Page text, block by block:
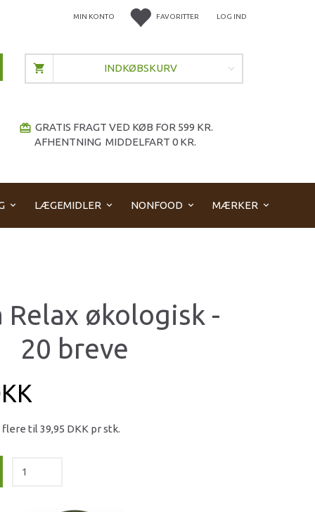
FAVORITTER LOG IND
MIN KONTO
redeem GRATIS FRAGT VED KØB FOR 599 KR.
AFHENTNING MIDDELFART 0 KR.
INDKØBSKURV
LÆGEMIDLER NONFOOD MÆRKER
Relax økologisk -
20 breve
flere til39,95 DKK pr stk.